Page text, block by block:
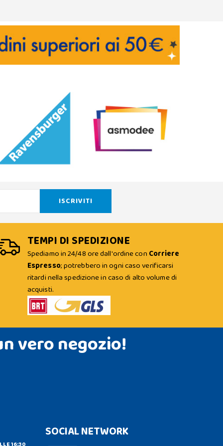
TEMPI DI SPEDIZIONE
Spediamo in 24/48 ore dall'ordine con Corriere
Espresso; potrebbero in ogni caso verificarsi
ritardi nella spedizione in caso di alto volume di
acquisti.
vero negozio!
SOCIAL NETWORK